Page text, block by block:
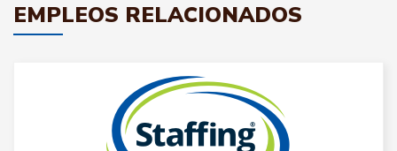
EMPLEOS RELACIONADOS